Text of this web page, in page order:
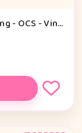
Cam Cam Copenhagen Aktivitetsterning - OCS - Vintage Toys